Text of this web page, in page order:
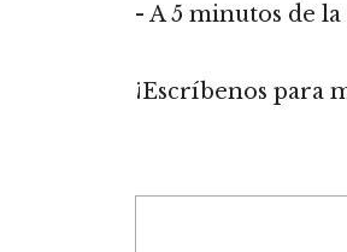
- A 5 minutos de
¡Escríbenos para